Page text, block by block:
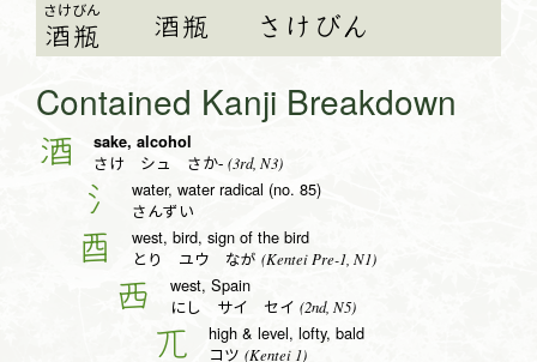
さけ
酒
びん
瓶 酒瓶 さけびん
Contained Kanji Breakdown
酒 sake, alcohol
さけ シュ さか- (3rd, N3)
氵 water, water radical (no. 85)
さんずい
酉 west, bird, sign of the bird
とり ユウ なが (Kentei Pre-1, N1)
西 west, Spain
にし サイ セイ (2nd, N5)
兀 high & level, lofty, bald
コツ (Kentei 1)